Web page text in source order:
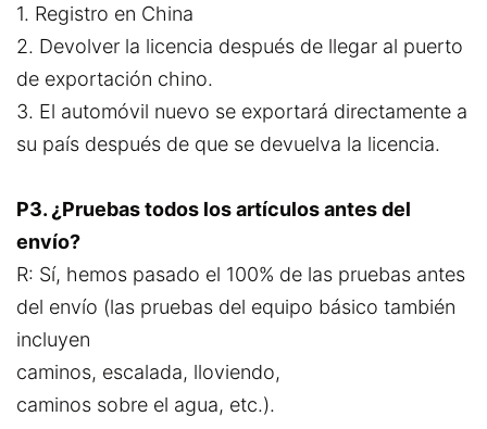
1. Registro en China
2. Devolver la licencia después de llegar al puerto
de exportación chino.
3. El automóvil nuevo se exportará directamente a
su país después de que se devuelva la licencia.
P3. ¿Pruebas todos los artículos antes del
envío?
R: Sí, hemos pasado el 100% de las pruebas antes
del envío (las pruebas del equipo básico también
incluyen
caminos, escalada, lloviendo,
caminos sobre el agua, etc.).